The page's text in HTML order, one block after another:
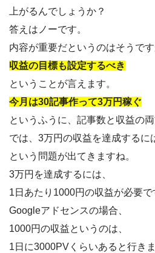
上がるんでしょうか？
答えはノーです。
内容が重要だというのはそうです
収益の目標も設定するべき
ということが言えます。
今月は30記事作って3万円稼ぐ
というふうに、記事数と収益の
では、3万円の収益を達成するに
という問題が出てきますね。
3万円を達成するには、
1日あたり1000円の収益が必要で
Googleアドセンスの場合、
1000円の収益というのは、
1日に3000PVくらいあると行きま